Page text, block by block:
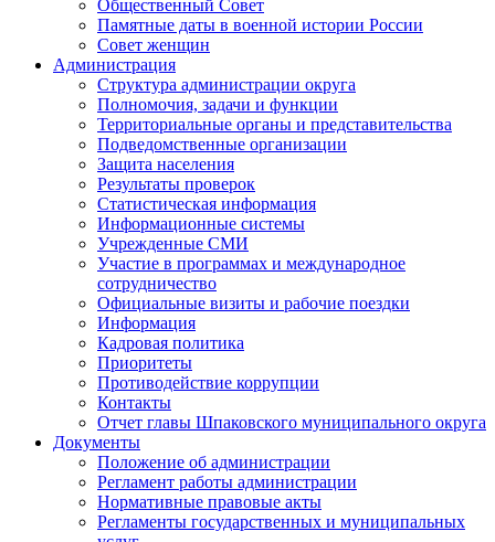
Общественный Совет
Памятные даты в военной истории России
Совет женщин
Администрация
Структура администрации округа
Полномочия, задачи и функции
Территориальные органы и представительства
Подведомственные организации
Защита населения
Результаты проверок
Статистическая информация
Информационные системы
Учрежденные СМИ
Участие в программах и международное
сотрудничество
Официальные визиты и рабочие поездки
Информация
Кадровая политика
Приоритеты
Противодействие коррупции
Контакты
Отчет главы Шпаковского муниципального округа
Документы
Положение об администрации
Регламент работы администрации
Нормативные правовые акты
Регламенты государственных и муниципальных